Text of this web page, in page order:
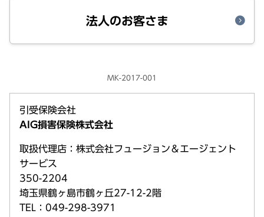
法人のお客さま
MK-2017-001
引受保険会社
AIG損害保険株式会社
取扱代理店：株式会社フュージョン＆エージェント
サービス
350-2204
埼玉県鶴ヶ島市鶴ヶ丘27-12-2階
TEL：049-298-3971